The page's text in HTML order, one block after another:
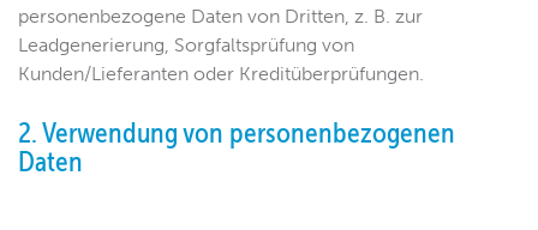
personenbezogene Daten von Dritten, z. B. zur
Leadgenerierung, Sorgfaltsprüfung von
Kunden/Lieferanten oder Kreditüberprüfungen.
2. Verwendung von personenbezogenen
Daten